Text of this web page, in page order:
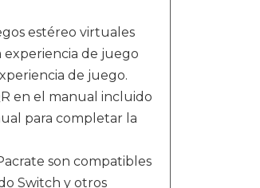
estéreo virtuales
de juego
de juego.
en el manual incluido
para completar la
son compatibles
Switch y otros